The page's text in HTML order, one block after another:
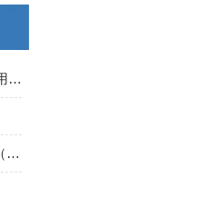
SYP-1102黏度测定仪 操作使用流程
SYP-0633G 药物黏度测定仪（平氏粘度计）使用方法